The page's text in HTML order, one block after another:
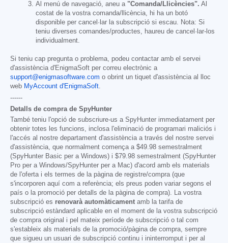
Al menú de navegació, aneu a "Comanda/Llicències". Al
costat de la vostra comanda/llicència, hi ha un botó
disponible per cancel·lar la subscripció si escau. Nota: Si
teniu diverses comandes/productes, haureu de cancel·lar-los
individualment.
Si teniu cap pregunta o problema, podeu contactar amb el servei
d'assistència d'EnigmaSoft per correu electrònic a
support@enigmasoftware.com o obrint un tiquet d'assistència al lloc
web MyAccount d'EnigmaSoft.
------
Detalls de compra de SpyHunter
També teniu l'opció de subscriure-us a SpyHunter immediatament per
obtenir totes les funcions, inclosa l'eliminació de programari maliciós i
l'accés al nostre departament d'assistència a través del nostre servei
d'assistència, que normalment comença a $49.98 semestralment
(SpyHunter Basic per a Windows) i $79.98 semestralment (SpyHunter
Pro per a Windows/SpyHunter per a Mac) d'acord amb els materials
de l'oferta i els termes de la pàgina de registre/compra (que
s'incorporen aquí com a referència; els preus poden variar segons el
país o la promoció per detalls de la pàgina de compra). La vostra
subscripció es renovarà automàticament amb la tarifa de
subscripció estàndard aplicable en el moment de la vostra subscripció
de compra original i pel mateix període de subscripció o tal com
s'estableix als materials de la promoció/pàgina de compra, sempre
que sigueu un usuari de subscripció continu i ininterromput i per al